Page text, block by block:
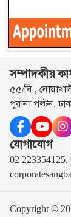
সম্পাদকীয়
৫৫/বি ,
পুরানা পল্টন,
যোগাযোগ
02 223354125,
Copyright ©